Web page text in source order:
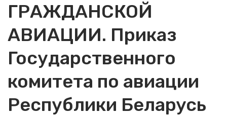
ГРАЖДАНСКОЙ
АВИАЦИИ. Приказ
Государственного
комитета по авиации
Республики Беларусь